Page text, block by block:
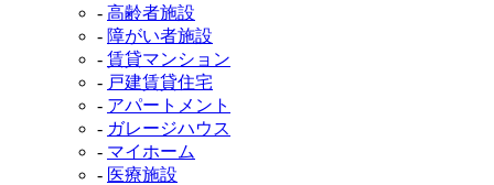
- 高齢者施設
- 障がい者施設
- 賃貸マンション
- 戸建賃貸住宅
- アパートメント
- ガレージハウス
- マイホーム
- 医療施設